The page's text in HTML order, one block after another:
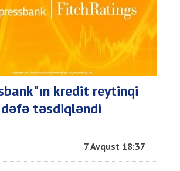
kredit reytinqi
təsdiqləndi
7 Avqust 18:37